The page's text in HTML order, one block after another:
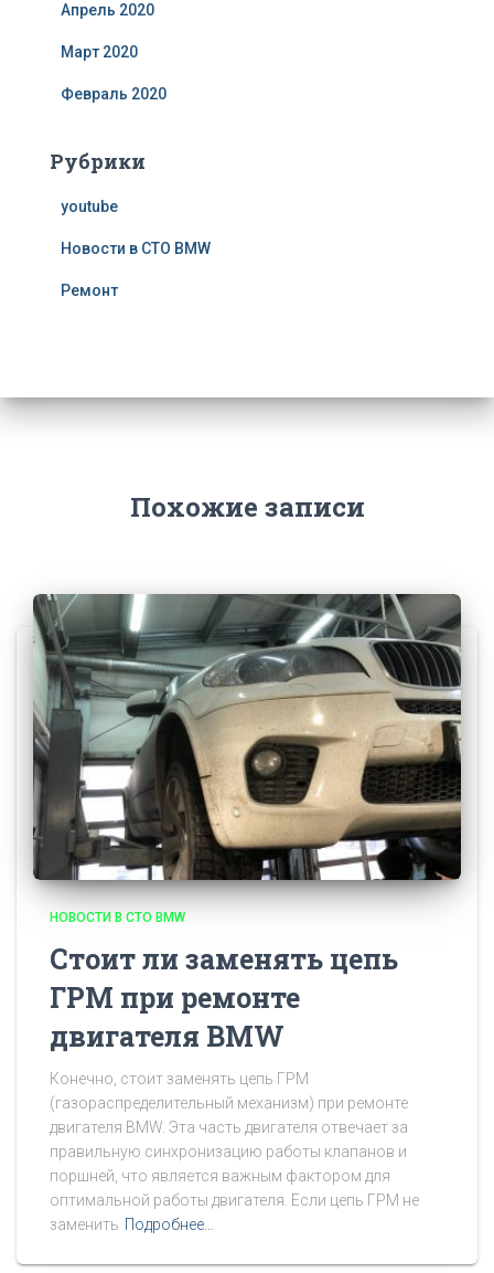
Апрель 2020
Март 2020
Февраль 2020
Рубрики
youtube
Новости в СТО BMW
Ремонт
Похожие записи
НОВОСТИ В СТО BMW
Стоит ли заменять цепь
ГРМ при ремонте
двигателя BMW
Конечно, стоит заменять цепь ГРМ
(газораспределительный механизм) при ремонте
двигателя BMW. Эта часть двигателя отвечает за
правильную синхронизацию работы клапанов и
поршней, что является важным фактором для
оптимальной работы двигателя. Если цепь ГРМ не
заменить Подробнее…